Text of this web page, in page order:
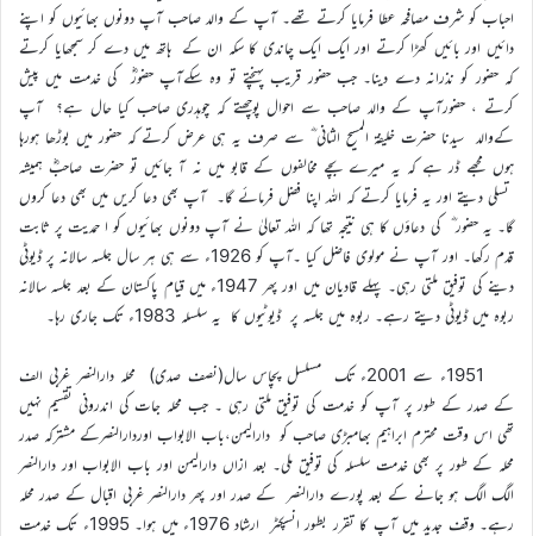
احباب کو شرف مصافحہ عطا فرمایا کرتے تھے۔ آپ کے والد صاحب آپ دونوں بھائیوں کو اپنے
دائیں اور بائیں کھڑا کرتے اور ایک ایک چاندی کا سکہ ان کے ہاتھ میں دے کر سمجھایا کرتے
کہ حضور کو نذرانہ دے دینا۔ جب حضور قریب پہنچتے تو وہ سکےآپ حضورؓ کی خدمت میں پیش
کرتے ، حضورآپ کے والد صاحب سے احوال پوچھتے کہ چوہدری صاحب کیا حال ہے؟ آپ
کےوالد سیدنا حضرت خلیفۃ المسیح الثانی ؓ سے صرف یہ ہی عرض کرتے کہ حضور میں بوڑھا ہورہا
ہوں مجھے ڈر ہے کہ یہ میرے بچے مخالفوں کے قابو میں نہ آ جائیں تو حضرت صاحبؓ ہمیشہ
تسلی دیتے اور یہ فرمایا کرتے کہ اللہ اپنا فضل فرمائے گا۔ آپ بھی دعا کریں میں بھی دعا کروں
گا۔ یہ حضور ؓ کی دعاؤں کا ہی نتیجہ تھا کہ اللہ تعالیٰ نے آپ دونوں بھائیوں کو ا حمدیت پر ثابت
قدم رکھا۔ اور آپ نے مولوی فاضل کیا ۔آپ کو 1926ء سے ہی ہر سال جلسہ سالانہ پر ڈیوٹی
دینے کی توفیق ملتی رہی۔ پہلے قادیان میں اور پھر 1947ء میں قیام پاکستان کے بعد جلسہ سالانہ
ربوہ میں ڈیوٹی دیتے رہے۔ ربوہ میں جلسہ پر ڈیوٹیوں کا یہ سلسلہ 1983ء تک جاری رہا۔
1951ء سے 2001ء تک مسلسل پچاس سال(نصف صدی) محلہ دارالنصر غربی الف
کے صدر کے طور پر آپ کو خدمت کی توفیق ملتی رہی ۔ جب محلہ جات کی اندرونی تقسیم نہیں
تھی اس وقت محترم ابراہیم بھامبڑی صاحب کو دارالیمن،باب الابواب اوردارالنصرکے مشترکہ صدر
محلہ کے طور پر بھی خدمت سلسلہ کی توفیق ملی۔ بعد ازاں دارالیمن اور باب الابواب اور دارالنصر
الگ الگ ہو جانے کے بعد پورے دارالنصر کے صدر اور پھر دارالنصر غربی اقبال کے صدر محلہ
رہے۔ وقف جدید میں آپ کا تقرر بطور انسپکٹر ارشاد 1976ء میں ہوا۔ 1995ء تک خدمت